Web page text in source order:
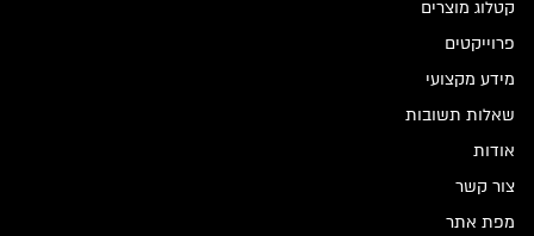
קטלוג מוצרים
פרוייקטים
מידע מקצועי
שאלות תשובות
אודות
צור קשר
מפת אתר